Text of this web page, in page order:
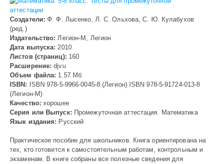
Создатели: Ф. Ф. Лысенко, Л. С. Ольхова, С. Ю. Кулабухов
(ред.)
Издательство: Легион-М, Легион
Дата выпуска: 2010
Листов (страниц): 160
Расширение: djvu
Объем файла: 1.57 Мб
ISBN:
ISBN 978-5-9966-0045-8 (Легион) ISBN 978-5-91724-013-8
(Легион-М)
Качество: хорошее
Серия или Выпуск: Промежуточная аттестация. Математика
Язык издания: Русский
Практическое пособие для школьников. Книга ориентирована на
тех, кто готовится к самостоятельным работам, контрольным и
экзаменам. В книге собраны все полезные сведения для